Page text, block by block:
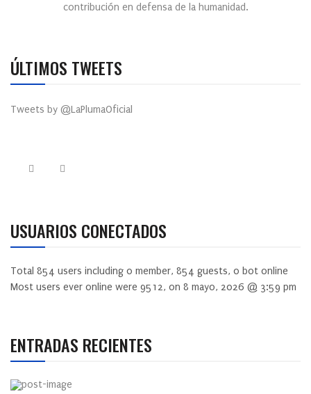
contribución en defensa de la humanidad.
ÚLTIMOS TWEETS
Tweets by @LaPlumaOficial
USUARIOS CONECTADOS
Total 854 users including 0 member, 854 guests, 0 bot online
Most users ever online were 9512, on 8 mayo, 2026 @ 3:59 pm
ENTRADAS RECIENTES